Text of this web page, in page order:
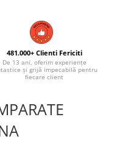
481.000+ Clienti Fericiti
De 13 ani, oferim experiențe
și grijă impecabilă pentru
fiecare client